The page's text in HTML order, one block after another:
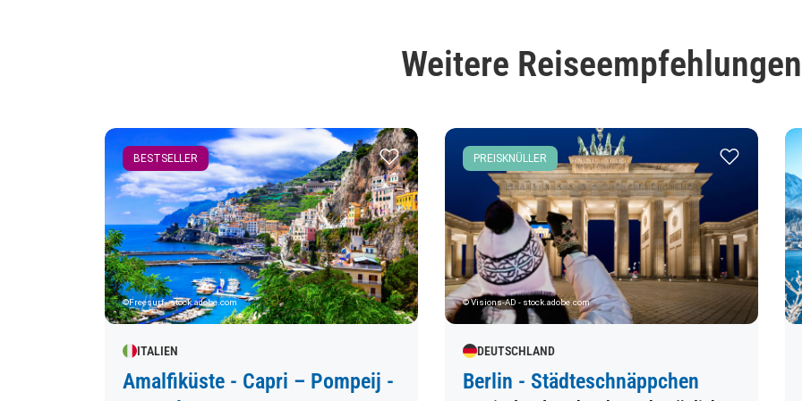
Weitere Reiseempfehlungen
BESTSELLER Zur Merkliste hinzufügen
©Freesurf - stock.adobe.com
ITALIEN
Amalfiküste - Capri – Pompeij -
PREISKNÜLLER Zur
© Visions-AD - stock.adobe.com
DEUTSCHLAND
Berlin - Städteschnäppchen